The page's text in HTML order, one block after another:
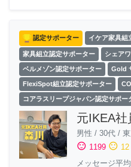
認定サポーター イケア家具組
家具組立認定サポーター シェア
ベルメゾン認定サポーター Gold
FlexiSpot組立認定サポーター
コアラスリープジャパン認定サポー
元IKEA
男性 / 30代 /
sentiment_satisfied 1199 sentiment_neutral 12
メッセージ平